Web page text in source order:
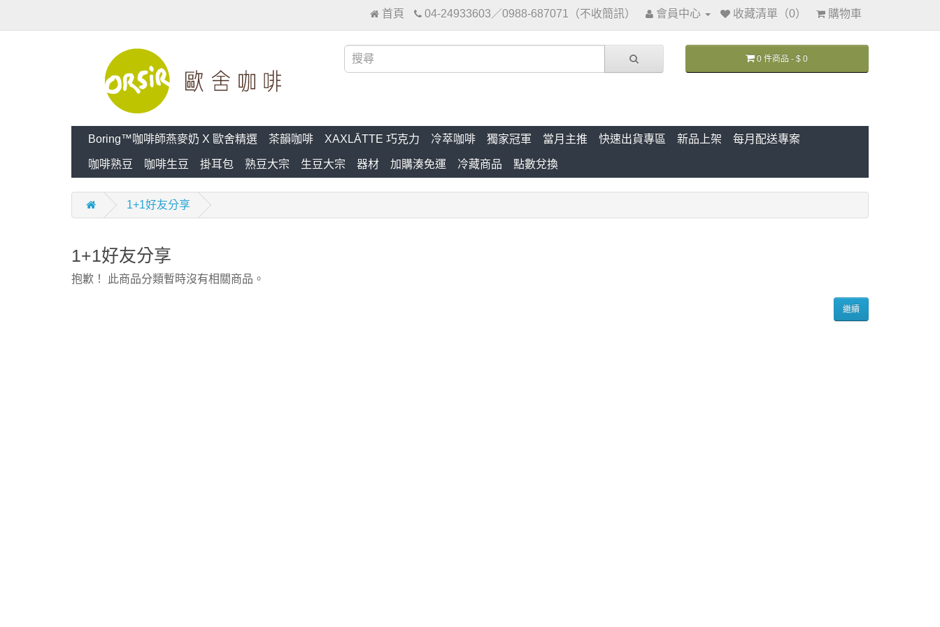
首頁 04-24933603／0988-687071（不收簡訊） 會員中心 收藏清單（0） 購物車
0 件商品 - $ 0
Boring™咖啡師燕麥奶 X 歐舍精選 茶韻咖啡 XAXLĀTTE 巧克力 冷萃咖啡 獨家冠軍 當月主推 快速出貨專區 新品上架 每月配送專案
咖啡熟豆 咖啡生豆 掛耳包 熟豆大宗 生豆大宗 器材 加購湊免運 冷藏商品 點數兌換
1+1好友分享
1+1好友分享
抱歉！ 此商品分類暫時沒有相關商品。
繼續